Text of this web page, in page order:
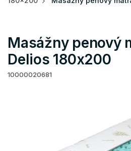
Masážny penový
Delios 180x200
10000020681